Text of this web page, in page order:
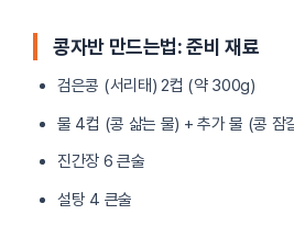
콩자반 만드는법: 준비 재료
검은콩 (서리태) 2컵 (약 300g)
물 4컵 (콩 삶는 물) + 추가 물 (콩 잠
진간장 6 큰술
설탕 4 큰술